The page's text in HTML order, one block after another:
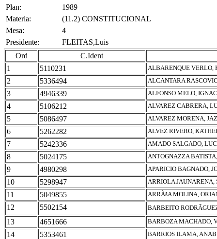
Plan:
1989
Materia:
(11.2) CONSTITUCIONAL
Mesa:
4
Presidente:
FLEITAS,Luis
Ord
C.Ident
1
5110231 ALBARENQUE VERLO,
2 5336494 ALCANTARA
3 4946339 ALFONSO MELO,
4 5106212 ALVAREZ CABRERA,
5 5086497 ALVAREZ MORENA,
6 5262282 ALVEZ RIVERO,
7 5242336 AMADO SALGADO,
8 5024175 ANTOGNAZZA
9 4980298 APARICIO BAGNADO,
10 5298947 ARRIOLA JAUNARENA,
11 5049855 ARRÃšA MOLINA,
12 5502154 BARBEITO
13 4651666 BARBOZA MACHADO,
14 5353461 BARRIOS ILAMA,